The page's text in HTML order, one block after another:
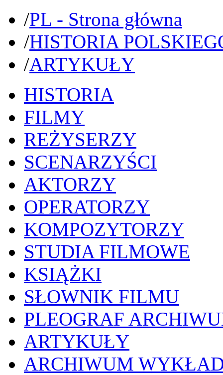
/PL - Strona główna
/HISTORIA
/ARTYKUŁY
HISTORIA
FILMY
REŻYSERZY
SCENARZYŚCI
AKTORZY
OPERATORZY
KOMPOZYTORZY
STUDIA FILMOWE
KSIĄŻKI
SŁOWNIK FILMU
PLEOGRAF
ARTYKUŁY
ARCHIWUM